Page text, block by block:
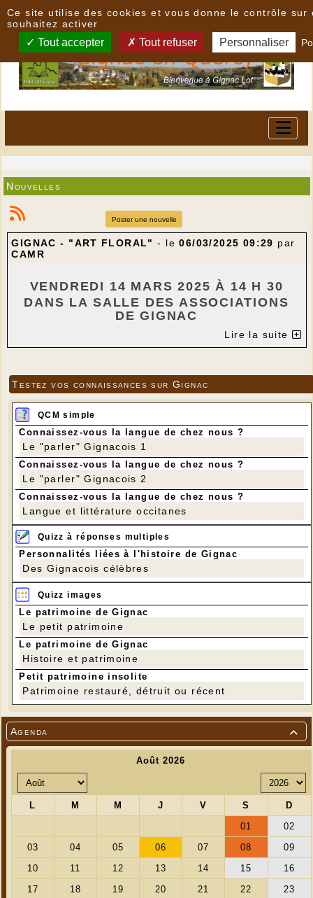

Agenda
Nouvelles
Poster une nouvelle
GIGNAC - "ART FLORAL" - le06/03/2025 09:29 par
CAMR
VENDREDI 14 MARS 2025 À 14 H 30
DANS LA SALLE DES ASSOCIATIONS
DE GIGNAC
ANIMÉ PAR ANNE-MARIE GUERRIAT
Anne-Marie vous fournit le contenant, la mousse
florale et les fleurs, ainsi que différents éléments
décoratifs parmi lesquels vous pourrez choisir pour
les incorporer à votre composition (feuilles
squelettes, branches, rotin…)
Prévoyez les outils habituels : ciseaux, sécateur,
piques en bois, etc… Vous pouvez également
apporter des morceaux de branches ou tout autre
matériel déjà utilisé dans des compositions
précédentes s’il vous inspire.
Règlement pour la participation par chèque
uniquement.
Inscription obligatoire avant le dimanche 9 mars.
Anne Marie GUERRIAT
Tél : 07 87 40 88 64
Lire la suite
Testez vos connaissances sur Gignac
QCM simple
Connaissez-vous la langue de chez nous ?
Le "parler" Gignacois 1
Connaissez-vous la langue de chez nous ?
Le "parler" Gignacois 2
Connaissez-vous la langue de chez nous ?
Langue et littérature occitanes
Quizz à réponses multiples
Personnalités liées à l'histoire de Gignac
Des Gignacois célèbres
Quizz images
Le patrimoine de Gignac
Le petit patrimoine
Le patrimoine de Gignac
Histoire et patrimoine
Petit patrimoine insolite
Patrimoine restauré, détruit ou récent
Ce site utilise des cookies et vous donne le contrôle sur
souhaitez activer
Tout accepter Tout refuser Personnaliser